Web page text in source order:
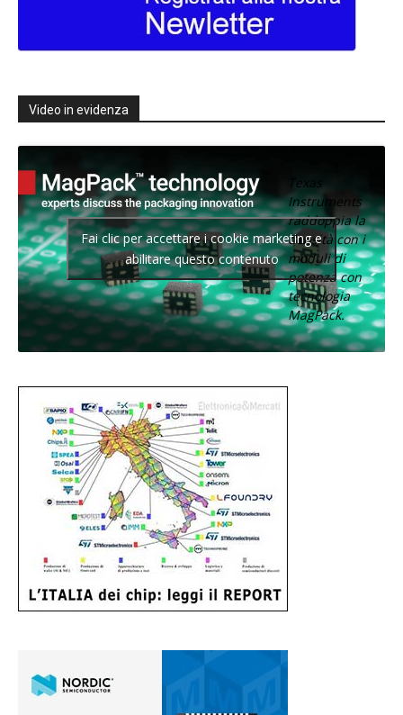
Video in evidenza
Texas
Instruments
raddoppia la
densità con i
moduli di
potenza con
tecnologia
MagPack.
Fai clic per accettare i cookie marketing e
abilitare questo contenuto